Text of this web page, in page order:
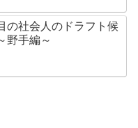
の社会人のドラフト候
野手編～